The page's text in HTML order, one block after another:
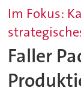
Im Fokus:
Faller